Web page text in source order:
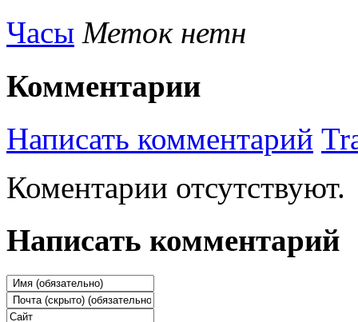
Часы Меток нетн
Комментарии
Написать комментарий
Коментарии отсутствуют.
Написать комментарий